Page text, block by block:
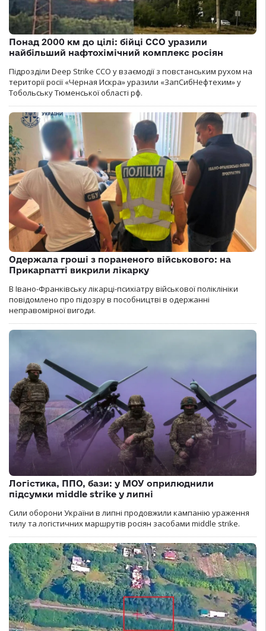
Понад 2000 км до цілі: бійці ССО уразили
найбільший нафтохімічний комплекс росіян
Підрозділи Deep Strike ССО у взаємодії з повстанським рухом на
території росії «Черная Искра» уразили «ЗапСибНефтехим» у
Тобольську Тюменської області рф.
Одержала гроші з пораненого військового: на
Прикарпатті викрили лікарку
В Івано-Франківську лікарці-психіатру військової поліклініки
повідомлено про підозру в пособництві в одержанні
неправомірної вигоди.
Логістика, ППО, бази: у МОУ оприлюднили
підсумки middle strike у липні
Сили оборони України в липні продовжили кампанію ураження
тилу та логістичних маршрутів росіян засобами middle strike.